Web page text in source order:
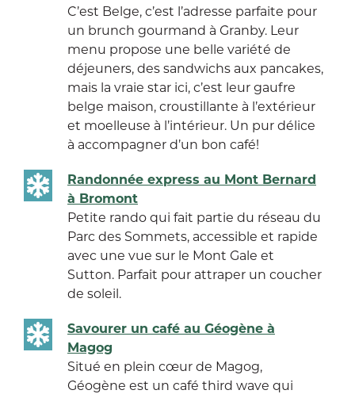
C’est Belge, c’est l’adresse parfaite pour
un brunch gourmand à Granby. Leur
menu propose une belle variété de
déjeuners, des sandwichs aux pancakes,
mais la vraie star ici, c’est leur gaufre
belge maison, croustillante à l’extérieur
et moelleuse à l’intérieur. Un pur délice
à accompagner d’un bon café!
Randonnée express au Mont Bernard
à Bromont
Petite rando qui fait partie du réseau du
Parc des Sommets, accessible et rapide
avec une vue sur le Mont Gale et
Sutton. Parfait pour attraper un coucher
de soleil.
Savourer un café au Géogène à
Magog
Situé en plein cœur de Magog,
Géogène est un café third wave qui